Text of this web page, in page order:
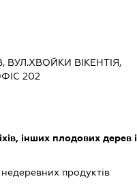
ВУЛ.ХВОЙКИ ВІКЕНТІЯ,
202
інших плодових дерев і
продуктів